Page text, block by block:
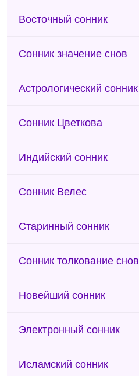
Восточный сонник
Сонник значение снов
Астрологический сонник
Сонник Цветкова
Индийский сонник
Сонник Велес
Старинный сонник
Сонник толкование снов
Новейший сонник
Электронный сонник
Исламский сонник